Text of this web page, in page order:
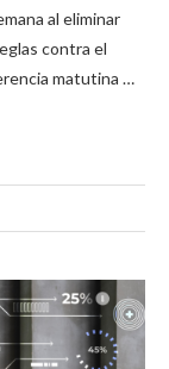
al eliminar
contra el
matutina …